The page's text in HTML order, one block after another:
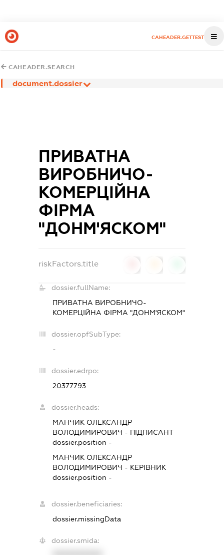
CAHEADER.GETTEST
CAHEADER.SEARCH
document.dossier
ПРИВАТНА
ВИРОБНИЧО-
КОМЕРЦІЙНА
ФІРМА
"ДОНМ'ЯСКОМ"
riskFactors.title
dossier.fullName:
ПРИВАТНА ВИРОБНИЧО-
КОМЕРЦІЙНА ФІРМА "ДОНМ'ЯСКОМ"
dossier.opfSubType:
-
dossier.edrpo:
20377793
dossier.heads:
МАНЧИК ОЛЕКСАНДР
ВОЛОДИМИРОВИЧ - ПІДПИСАНТ
dossier.position -
МАНЧИК ОЛЕКСАНДР
ВОЛОДИМИРОВИЧ - КЕРІВНИК
dossier.position -
dossier.beneficiaries:
dossier.missingData
dossier.smida: